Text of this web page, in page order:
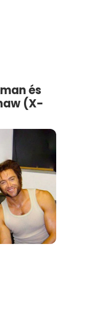
és
(X-